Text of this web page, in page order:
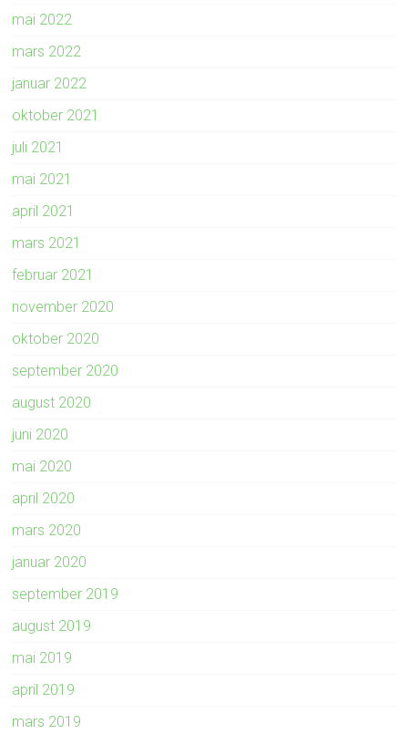
mai 2022
mars 2022
januar 2022
oktober 2021
juli 2021
mai 2021
april 2021
mars 2021
februar 2021
november 2020
oktober 2020
september 2020
august 2020
juni 2020
mai 2020
april 2020
mars 2020
januar 2020
september 2019
august 2019
mai 2019
april 2019
mars 2019